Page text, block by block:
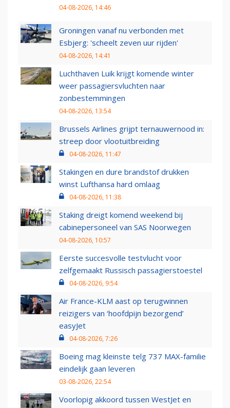
04-08-2026, 14:46
Groningen vanaf nu verbonden met
Esbjerg: 'scheelt zeven uur rijden'
04-08-2026, 14:41
Luchthaven Luik krijgt komende winter
weer passagiersvluchten naar
zonbestemmingen
04-08-2026, 13:54
Brussels Airlines grijpt ternauwernood in:
streep door vlootuitbreiding
04-08-2026, 11:47
Stakingen en dure brandstof drukken
winst Lufthansa hard omlaag
04-08-2026, 11:38
Staking dreigt komend weekend bij
cabinepersoneel van SAS Noorwegen
04-08-2026, 10:57
Eerste succesvolle testvlucht voor
zelfgemaakt Russisch passagierstoestel
04-08-2026, 9:54
Air France-KLM aast op terugwinnen
reizigers van ‘hoofdpijn bezorgend’
easyJet
04-08-2026, 7:26
Boeing mag kleinste telg 737 MAX-familie
eindelijk gaan leveren
03-08-2026, 22:54
Voorlopig akkoord tussen WestJet en